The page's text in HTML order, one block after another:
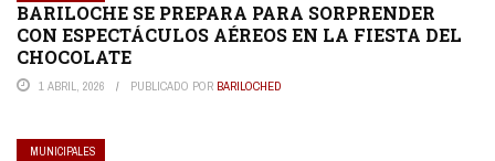
BARILOCHE SE PREPARA PARA SORPRENDER
CON ESPECTÁCULOS AÉREOS EN LA FIESTA DEL
CHOCOLATE
1 ABRIL, 2026 PUBLICADO POR BARILOCHED
MUNICIPALES